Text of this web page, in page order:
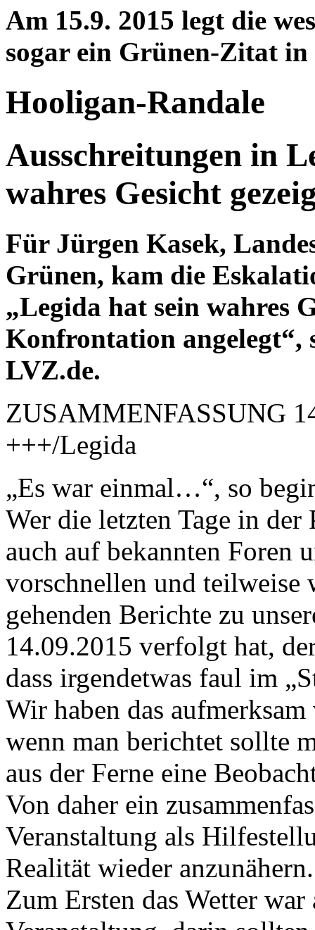
Am 15.9. 2015 legt die
sogar ein Grünen-Zitat
Hooligan-Randale
Ausschreitungen in
wahres Gesicht
Für Jürgen Kasek,
Grünen, kam die
„Legida hat sein wahres
Konfrontation angelegt“,
LVZ.de.
ZUSAMMENFASSUNG
+++/Legida
„Es war einmal…“, so
Wer die letzten Tage in der
auch auf bekannten Foren
vorschnellen und teilweise
gehenden Berichte zu
14.09.2015 verfolgt hat,
dass irgendetwas faul im
Wir haben das
wenn man berichtet sollte
aus der Ferne eine
Von daher ein
Veranstaltung als
Realität wieder anzunähern.
Zum Ersten das Wetter